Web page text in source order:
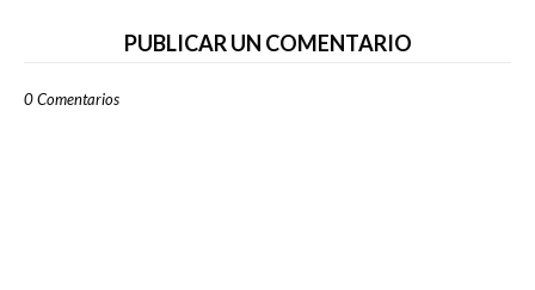
PUBLICAR UN COMENTARIO
0 Comentarios